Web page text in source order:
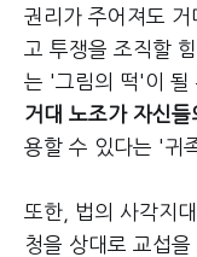
권리가 주어져도
고 투쟁을 조직할
는 '그림의 떡'이 될
거대 노조가 자신들
용할 수 있다는 '귀
또한, 법의 사각지
청을 상대로 교섭